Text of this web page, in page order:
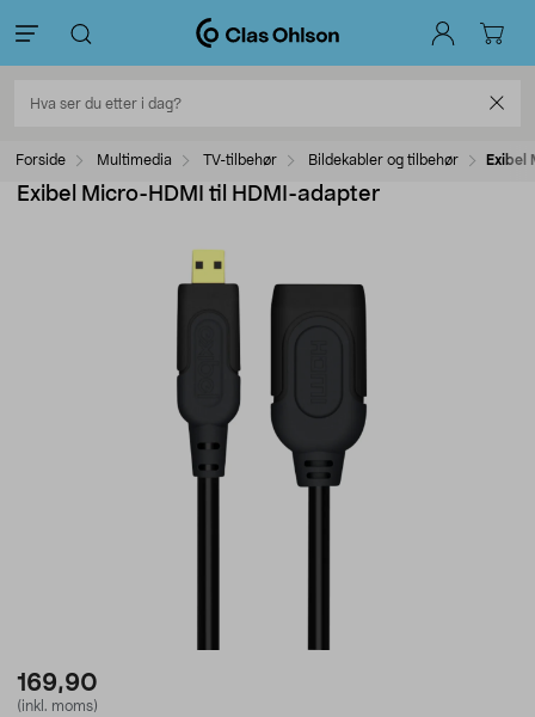
Forside Multimedia TV-tilbehør Bildekabler og tilbehør Exibel
Exibel Micro-HDMI til HDMI-adapter
169,90
(inkl. moms)